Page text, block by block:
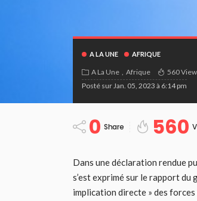
A LA UNE AFRIQUE
A La Une Afrique 560
Posté surJan. 05, 2023 à 6:14 pm
0 Share 560
Dans une déclaration rendue
s’est exprimé sur le rapport du
implication directe » des